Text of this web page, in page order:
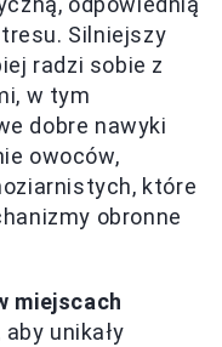
Silniejszy
radzi sobie z
w tym
dobre nawyki
owoców,
które
obronne
miejscach
unikały